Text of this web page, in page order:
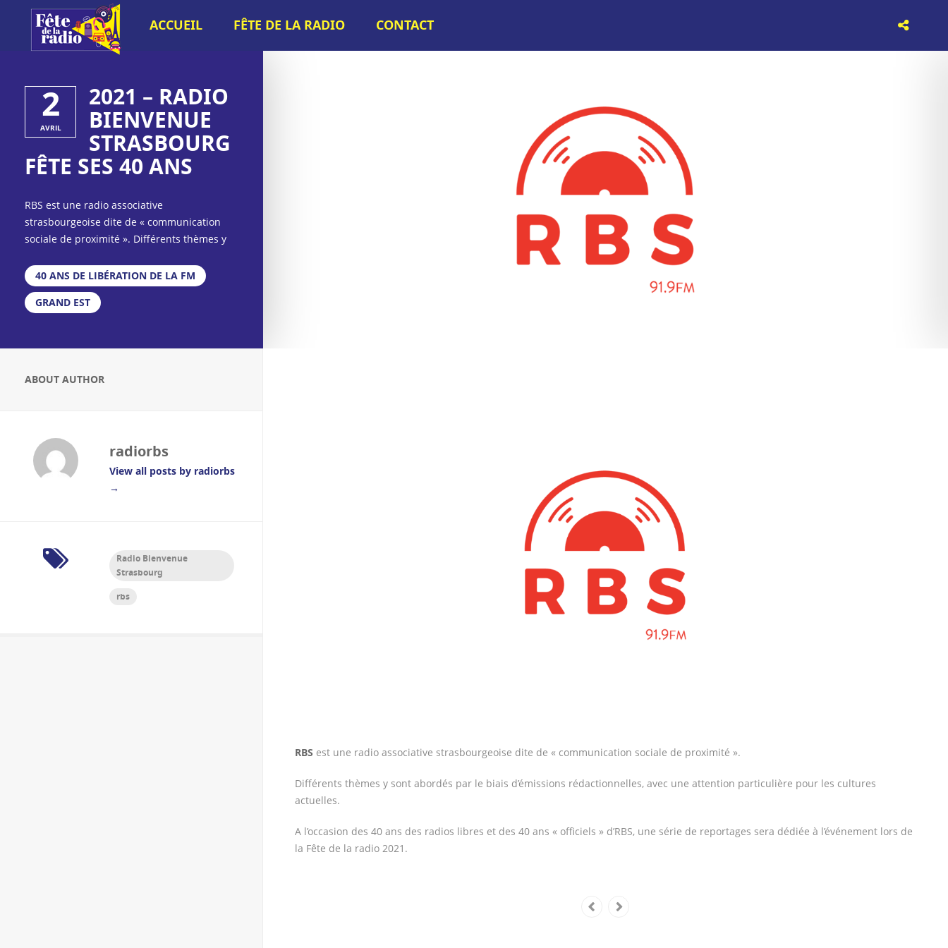
ACCUEIL FÊTE DE LA RADIO CONTACT
2
AVRIL
2021 – RADIO
BIENVENUE
STRASBOURG
FÊTE SES 40 ANS
RBS est une radio associative
strasbourgeoise dite de « communication
sociale de proximité ». Différents thèmes y
rédactionnelles, avec une attention
particulière pour les cultures actuelles. A
l'occasion des 40 ans des radios libres et des
40 ANS DE LIBÉRATION DE LA FM
GRAND EST
ABOUT AUTHOR
radiorbs
View all posts by radiorbs
→
Radio Bienvenue
Strasbourg
rbs
RBS est une radio associative strasbourgeoise dite de « communication sociale de proximité ».
Différents thèmes y sont abordés par le biais d’émissions rédactionnelles, avec une attention particulière pour les cultures
actuelles.
A l’occasion des 40 ans des radios libres et des 40 ans « officiels » d’RBS, une série de reportages sera dédiée à l’événement lors de
la Fête de la radio 2021.